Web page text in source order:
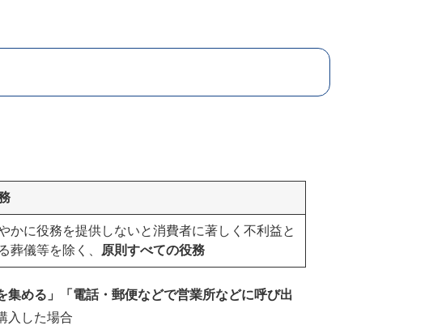
かに役務を提供しないと消費者に著しく不利益と
葬儀等を除く、
原則すべての役務
集める」「電話・郵便などで営業所などに呼び出
入した場合